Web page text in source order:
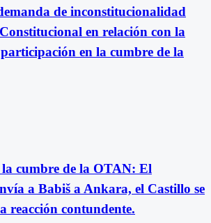
de inconstitucionalidad
en relación con la
en la cumbre de la
la cumbre de la OTAN: El
a Babiš a Ankara, el Castillo se
reacción contundente.